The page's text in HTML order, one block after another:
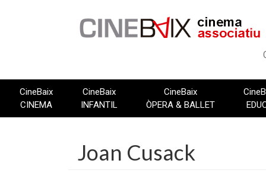
CineBaix
CINEMA
CineBaix
INFANTIL
CineBaix
ÒPERA & BALLET
Joan Cusack